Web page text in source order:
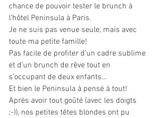
chance de pouvoir tester le brunch à
l’hôtel Peninsula à Paris.
Je ne suis pas venue seule, mais avec
toute ma petite famille!
Pas facile de profiter d’un cadre sublime
et d’un brunch de rêve tout en
s’occupant de deux enfants…
Et bien le Peninsula à pensé à tout!
Après avoir tout goûté (avec les doigts
;-)), nos petites têtes blondes ont pu